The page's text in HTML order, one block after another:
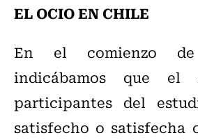
EL OCIO EN CHILE
En el comienzo
indicábamos que el
participantes del
satisfecho o satisfecha